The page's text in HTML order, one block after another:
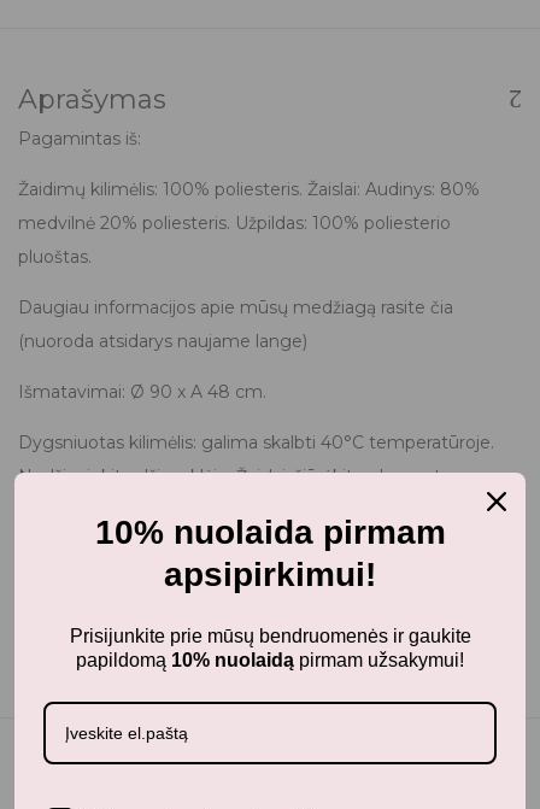
Aprašymas
Pagamintas iš:
Žaidimų kilimėlis: 100% poliesteris. Žaislai: Audinys: 80%
medvilnė 20% poliesteris. Užpildas: 100% poliesterio
pluoštas.
Daugiau informacijos apie mūsų medžiagą rasite čia
(nuoroda atsidarys naujame lange)
Išmatavimai: Ø 90 x A 48 cm.
Dygsniuotas kilimėlis: galima skalbti 40°C temperatūroje.
Nedžiovinkite džiovyklėje. Žaislai: žiūrėkite elementus
10% nuolaida pirmam
apsipirkimui!
Prisijunkite prie mūsų bendruomenės ir gaukite
papildomą 10% nuolaidą pirmam užsakymui!